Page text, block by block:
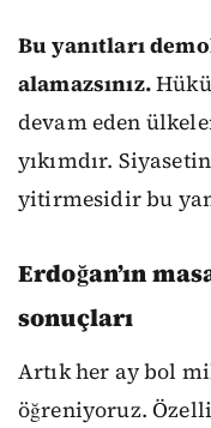
Bu yanıtları
alamazsınız.
devam eden
yıkımdır.
yitirmesidir bu
Erdoğan’ın
sonuçları
Artık her ay bol
öğreniyoruz.